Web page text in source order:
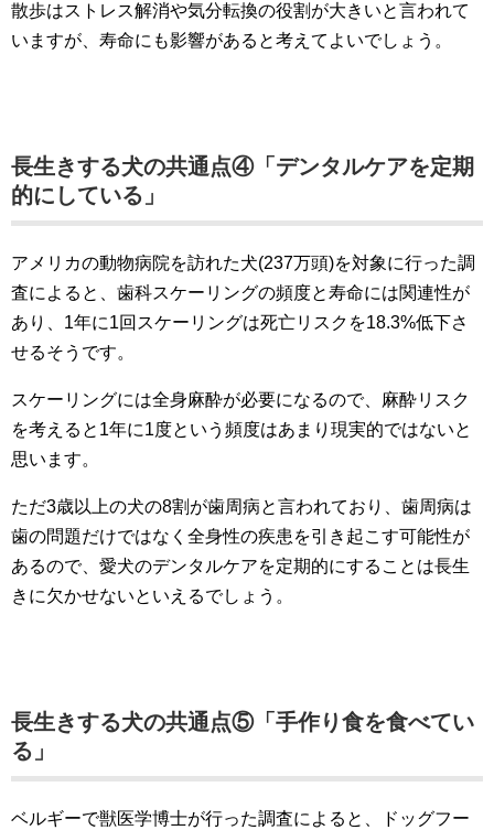
散歩はストレス解消や気分転換の役割が大きいと言われて
いますが、寿命にも影響があると考えてよいでしょう。
長生きする犬の共通点④「デンタルケアを定期
的にしている」
アメリカの動物病院を訪れた犬(237万頭)を対象に行った調
査によると、歯科スケーリングの頻度と寿命には関連性が
あり、1年に1回スケーリングは死亡リスクを18.3%低下さ
せるそうです。
スケーリングには全身麻酔が必要になるので、麻酔リスク
を考えると1年に1度という頻度はあまり現実的ではないと
思います。
ただ3歳以上の犬の8割が歯周病と言われており、歯周病は
歯の問題だけではなく全身性の疾患を引き起こす可能性が
あるので、愛犬のデンタルケアを定期的にすることは長生
きに欠かせないといえるでしょう。
長生きする犬の共通点⑤「手作り食を食べてい
る」
ベルギーで獣医学博士が行った調査によると、ドッグフー